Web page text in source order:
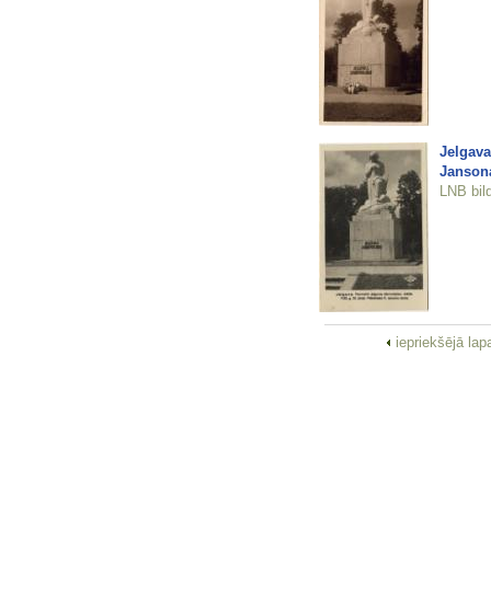
LNB
iepriekšējā